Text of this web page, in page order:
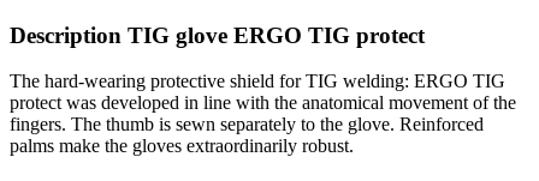
Description TIG glove ERGO TIG protect
The hard-wearing protective shield for TIG welding: ERGO TIG
protect was developed in line with the anatomical movement of the
fingers. The thumb is sewn separately to the glove. Reinforced
palms make the gloves extraordinarily robust.